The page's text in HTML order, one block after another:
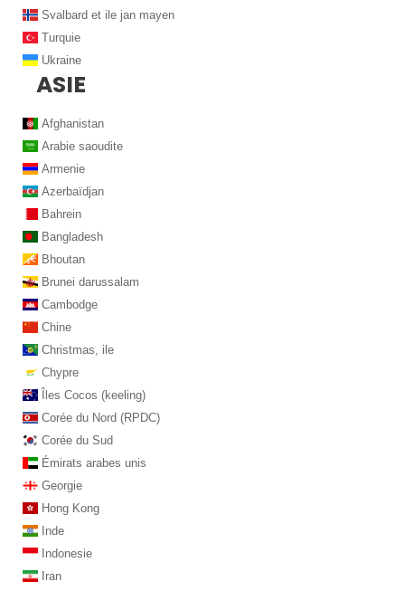
Svalbard et ile jan mayen
Turquie
Ukraine
ASIE
Afghanistan
Arabie saoudite
Armenie
Azerbaïdjan
Bahrein
Bangladesh
Bhoutan
Brunei darussalam
Cambodge
Chine
Christmas, ile
Chypre
Îles Cocos (keeling)
Corée du Nord (RPDC)
Corée du Sud
Émirats arabes unis
Georgie
Hong Kong
Inde
Indonesie
Iran